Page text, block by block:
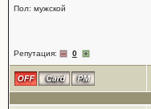
Пол: мужской
Репутация: 0